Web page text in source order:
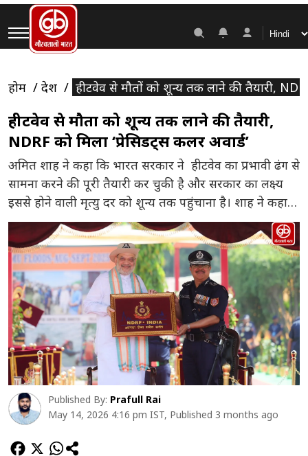
होम देश हीटवेव से मौतों को शून्य तक लाने की तैयारी,
हीटवेव से मौतों को शून्य तक लाने की तैयारी,
NDRF को मिला ‘प्रेसिडेंट्स कलर अवार्ड’
अमित शाह ने कहा कि भारत सरकार ने हीटवेव का प्रभावी ढंग से
सामना करने की पूरी तैयारी कर चुकी है और सरकार का लक्ष्य
इससे होने वाली मृत्यु दर को शून्य तक पहुंचाना है। शाह ने कहा
कि आपदा प्रबंधन के क्षेत्र में National Disaster Response
Force(NDRF) ने बीते दो दशकों में ‘आपदा सेवा […]
Published By: Prafull Rai
May 14, 2026 4:16 pm IST, Published 3 months ago